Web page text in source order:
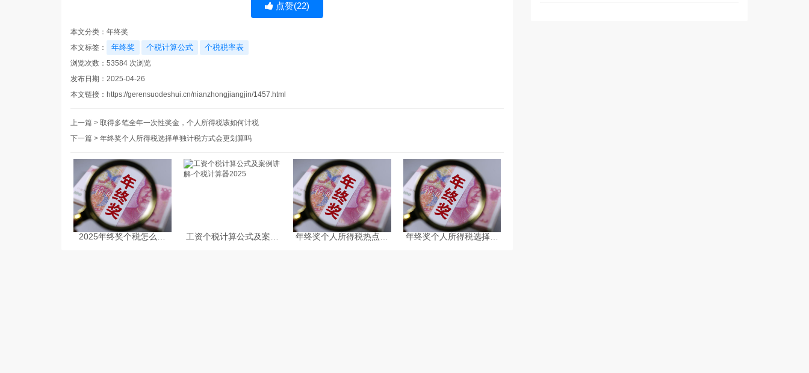
点赞(22)
本文分类： 年终奖
本文标签：
年终奖 个税计算公式 个税税率表
浏览次数： 53584 次浏览
发布日期：2025-04-26
本文链接： https://gerensuodeshui.cn/nianzhongjiangjin/1457.html
上一篇 > 取得多笔全年一次性奖金，个人所得税该如何计税
下一篇 > 年终奖个人所得税选择单独计税方式会更划算吗
2025年终奖个税怎么计
工资个税计算公式及案例
年终奖个人所得税热点问
年终奖个人所得税选择单